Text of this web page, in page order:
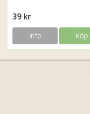
39 kr
Info Köp